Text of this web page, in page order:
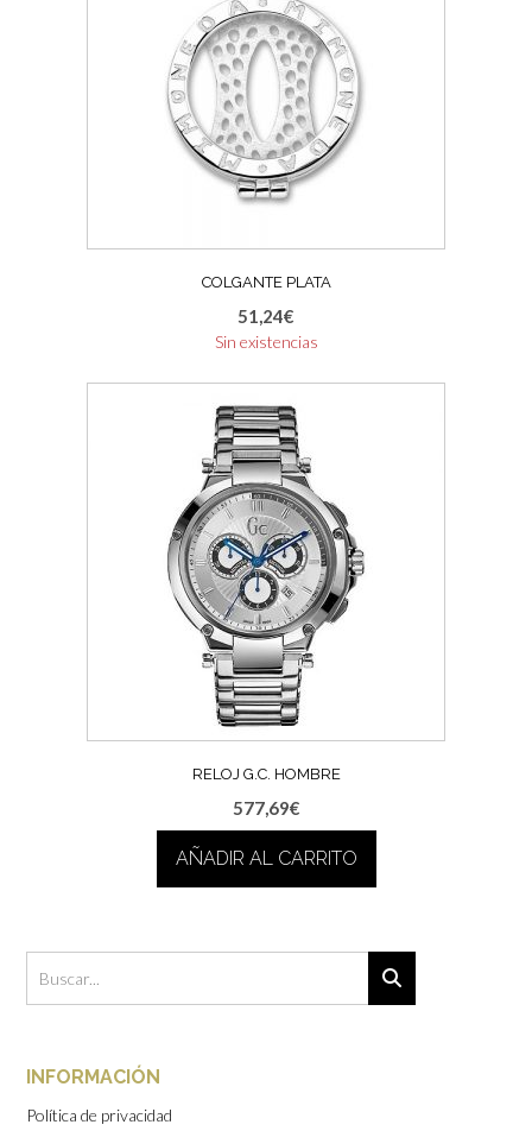
COLGANTE PLATA
51,24€
Sin existencias
RELOJ G.C. HOMBRE
577,69€
AÑADIR AL CARRITO
INFORMACIÓN
Política de privacidad